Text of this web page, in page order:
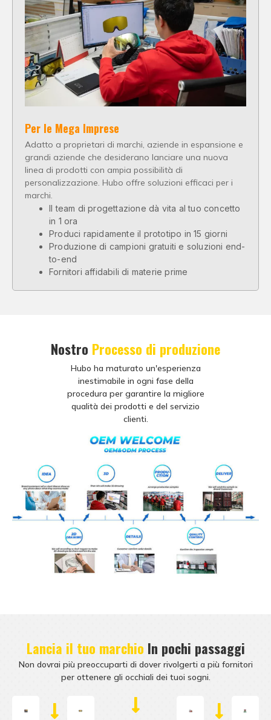
Per le Mega Imprese
Adatto a proprietari di marchi, aziende in espansione e
grandi aziende che desiderano lanciare una nuova
linea di prodotti con ampia possibilità di
personalizzazione. Hubo offre soluzioni efficaci per i
marchi.
Il team di progettazione dà vita al tuo concetto
in 1 ora
Produci rapidamente il prototipo in 15 giorni
Produzione di campioni gratuiti e soluzioni end-
to-end
Fornitori affidabili di materie prime
Nostro Processo di produzione
Hubo ha maturato un'esperienza
inestimabile in ogni fase della
procedura per garantire la migliore
qualità dei prodotti e del servizio
clienti.
Lancia il tuo marchio In pochi passaggi
Non dovrai più preoccuparti di dover rivolgerti a più fornitori
per ottenere gli occhiali dei tuoi sogni.